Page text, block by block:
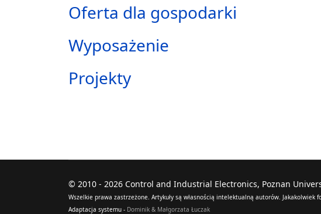
Oferta dla gospodarki
Wyposażenie
Projekty
© 2010 - 2026 Control and Industrial Electronics, Poznan
Wszelkie prawa zastrzeżone. Artykuły są własnością intelektualną autorów. Jakakolwiek
Adaptacja systemu - Dominik & Małgorzata Łuczak